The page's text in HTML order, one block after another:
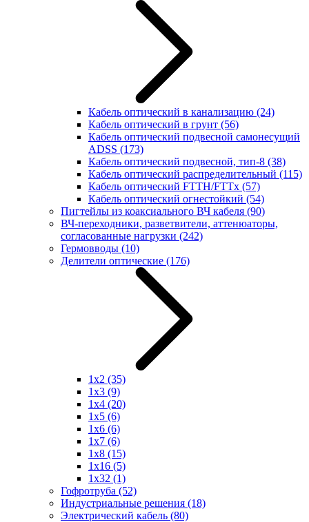
Кабель оптический в канализацию (24)
Кабель оптический в грунт (56)
Кабель оптический подвесной самонесущий
ADSS (173)
Кабель оптический подвесной, тип-8 (38)
Кабель оптический распределительный (115)
Кабель оптический FTTH/FTTx (57)
Кабель оптический огнестойкий (54)
Пигтейлы из коаксиального ВЧ кабеля (90)
ВЧ-переходники, разветвители, аттенюаторы,
согласованные нагрузки (242)
Гермовводы (10)
Делители оптические (176)
1x2 (35)
1x3 (9)
1x4 (20)
1x5 (6)
1x6 (6)
1x7 (6)
1x8 (15)
1x16 (5)
1x32 (1)
Гофротруба (52)
Индустриальные решения (18)
Электрический кабель (80)